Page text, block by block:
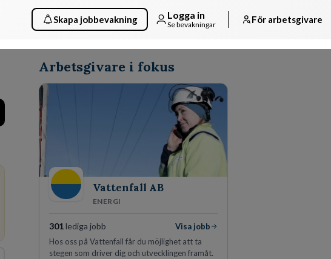
Skapa jobbevakning Logga in
Se bevakningar För arbetsgivare
Arbetsgivare i fokus
Vattenfall AB
ENERGI
301lediga jobb
Visa jobb
Hos oss på Vattenfall får du möjlighet att ta
stegen som driver dig och utvecklingen framåt.